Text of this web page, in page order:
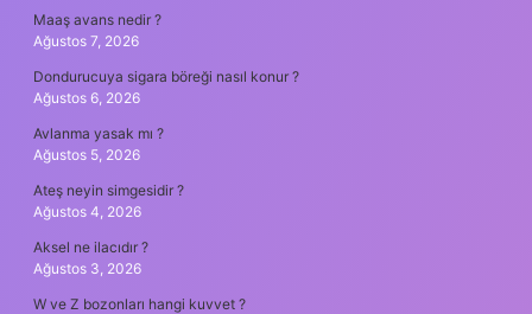
Maaş avans nedir ?
Ağustos 7, 2026
Dondurucuya sigara böreği nasıl konur ?
Ağustos 6, 2026
Avlanma yasak mı ?
Ağustos 5, 2026
Ateş neyin simgesidir ?
Ağustos 4, 2026
Aksel ne ilacıdır ?
Ağustos 3, 2026
W ve Z bozonları hangi kuvvet ?